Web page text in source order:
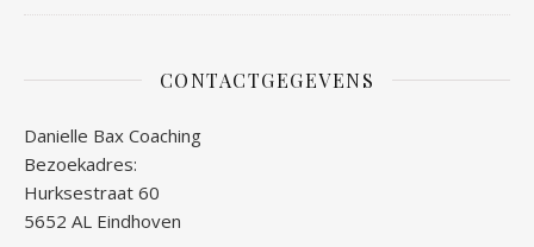
CONTACTGEGEVENS
Danielle Bax Coaching
Bezoekadres:
Hurksestraat 60
5652 AL Eindhoven